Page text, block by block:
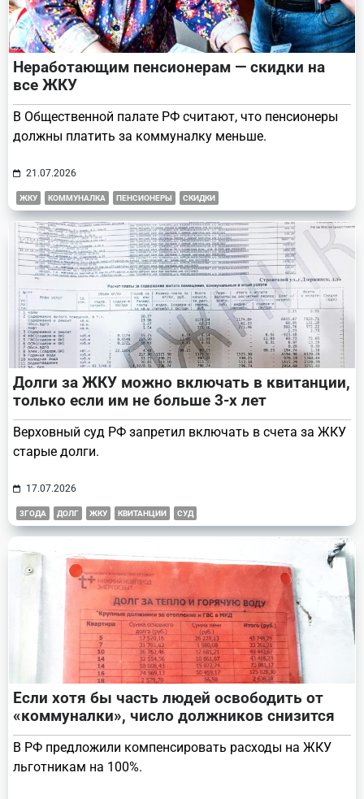
Неработающим пенсионерам — скидки на
все ЖКУ
В Общественной палате РФ считают, что пенсионеры
должны платить за коммуналку меньше.
21.07.2026
ЖКУ КОММУНАЛКА ПЕНСИОНЕРЫ СКИДКИ
Долги за ЖКУ можно включать в квитанции,
только если им не больше 3-х лет
Верховный суд РФ запретил включать в счета за ЖКУ
старые долги.
17.07.2026
3ГОДА ДОЛГ ЖКУ КВИТАНЦИИ СУД
Если хотя бы часть людей освободить от
«коммуналки», число должников снизится
В РФ предложили компенсировать расходы на ЖКУ
льготникам на 100%.